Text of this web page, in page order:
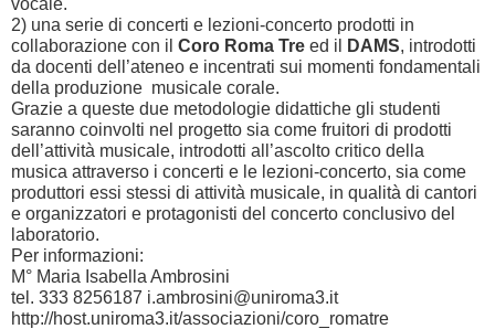
2) una serie di concerti e lezioni-concerto prodotti in
collaborazione con il Coro Roma Tre ed il DAMS, introdotti
da docenti dell’ateneo e incentrati sui momenti fondamentali
della produzione musicale corale.
Grazie a queste due metodologie didattiche gli studenti
saranno coinvolti nel progetto sia come fruitori di prodotti
dell’attività musicale, introdotti all’ascolto critico della
musica attraverso i concerti e le lezioni-concerto, sia come
produttori essi stessi di attività musicale, in qualità di cantori
e organizzatori e protagonisti del concerto conclusivo del
laboratorio.
Per informazioni:
M° Maria Isabella Ambrosini
tel. 333 8256187 i.ambrosini@uniroma3.it
http://host.uniroma3.it/associazioni/coro_romatre